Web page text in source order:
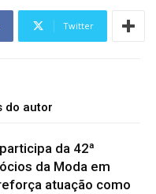
Twitter
do autor
da 42ª
da Moda em
atuação como